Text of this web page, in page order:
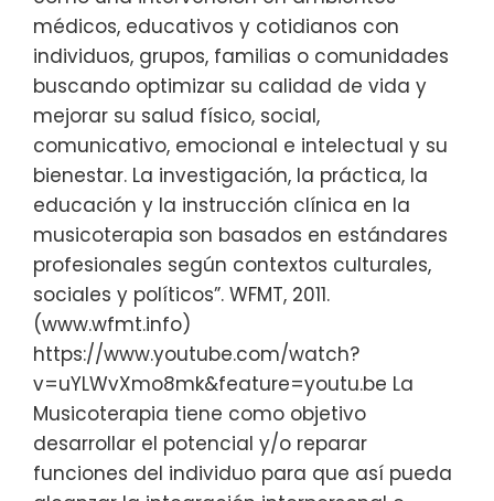
médicos, educativos y cotidianos con
individuos, grupos, familias o comunidades
buscando optimizar su calidad de vida y
mejorar su salud físico, social,
comunicativo, emocional e intelectual y su
bienestar. La investigación, la práctica, la
educación y la instrucción clínica en la
musicoterapia son basados en estándares
profesionales según contextos culturales,
sociales y políticos”. WFMT, 2011.
(www.wfmt.info)
https://www.youtube.com/watch?
v=uYLWvXmo8mk&feature=youtu.be La
Musicoterapia tiene como objetivo
desarrollar el potencial y/o reparar
funciones del individuo para que así pueda